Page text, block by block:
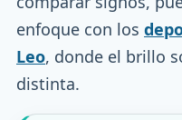
enfoque con los
Leo, donde el brillo
distinta.